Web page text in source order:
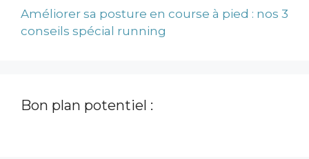
Améliorer sa posture en course à pied : nos 3
conseils spécial running
Bon plan potentiel :